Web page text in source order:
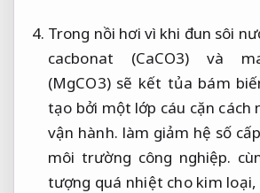
Trong nồi hơi vì khi đun sôi
cacbonat (CaCO3) và
(MgCO3) sẽ kết tủa bám
tạo bởi một lớp cáu cặn cách
vận hành. làm giảm hệ số
môi trường công nghiệp.
tượng quá nhiệt cho kim loại,